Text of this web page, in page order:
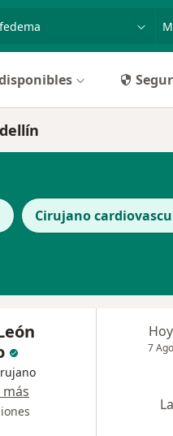
Cirujano
Hoy
7 Ago